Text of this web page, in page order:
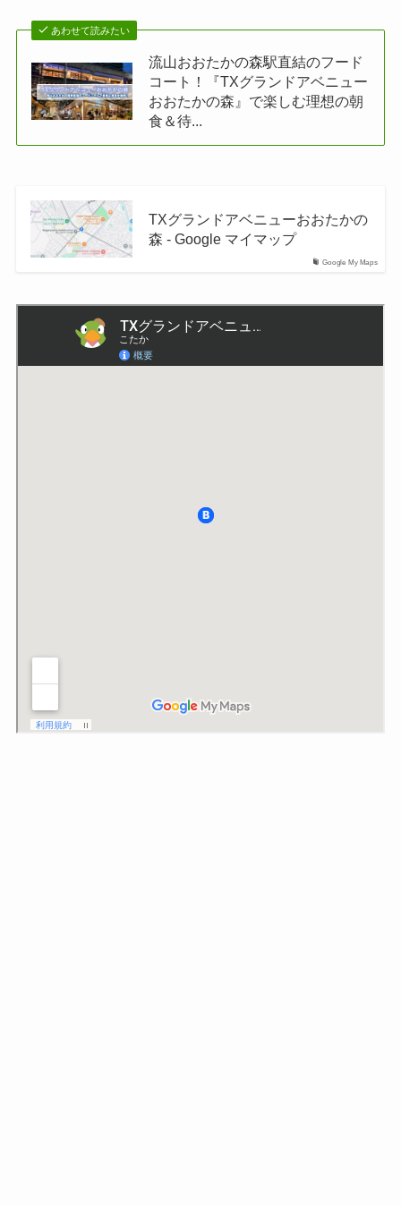
あわせて読みたい
流山おおたかの森駅直結のフード
コート！『TXグランドアベニュー
おおたかの森』で楽しむ理想の朝
食＆待...
Google My Maps
TXグランドアベニューおおたかの
森 - Google マイマップ